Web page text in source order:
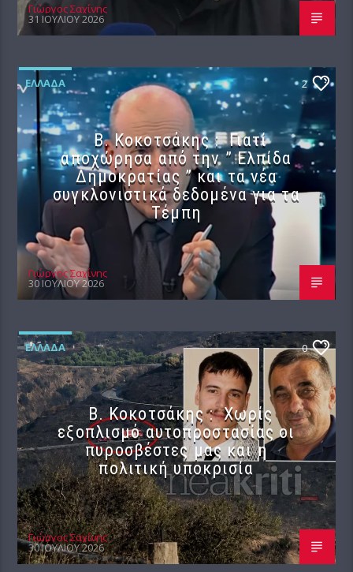
Γιώργος Σαχίνης
31 ΙΟΥΛΊΟΥ 2026
ΕΛΛΆΔΑ 2
Β. Κοκοτσάκης : Γιατί
αποχώρησα από την ” Ελπίδα
Δημοκρατίας ” και τα νέα
συγκλονιστικά δεδομένα για τα
Τέμπη
Γιώργος Σαχίνης
30 ΙΟΥΛΊΟΥ 2026
ΕΛΛΆΔΑ 0
Β. Κοκοτσάκης : Χωρίς
εξοπλισμό αυτοπροστασίας οι
πυροσβέστες μας και η
πολιτική υποκρισία
Γιώργος Σαχίνης
30 ΙΟΥΛΊΟΥ 2026